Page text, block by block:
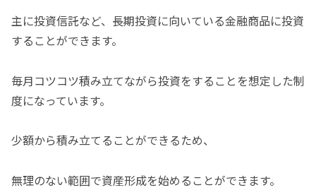
主に投資信託など、長期投資に向いている金融商品に投資
することができます。
毎月コツコツ積み立てながら投資をすることを想定した制
度になっています。
少額から積み立てることができるため、
無理のない範囲で資産形成を始めることができます。